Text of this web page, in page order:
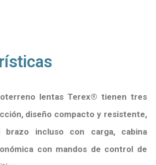
lentas Terex® tienen tres
diseño compacto y resistente,
brazo incluso con carga, cabina
con mandos de control de